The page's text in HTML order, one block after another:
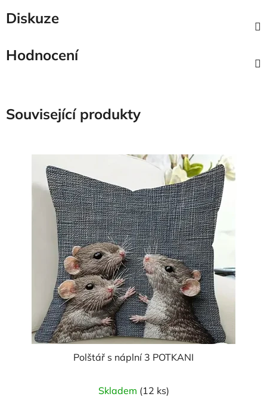
Diskuze
Hodnocení
Související produkty
Polštář s náplní 3 POTKANI
hodnocení
Skladem (12 ks)